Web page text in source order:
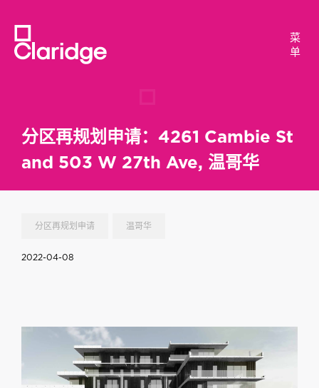
菜
单
菜
单
分区再规划申请：4261 Cambie St
and 503 W 27th Ave, 温哥华
分区再规划申请 温哥华
2022-04-08